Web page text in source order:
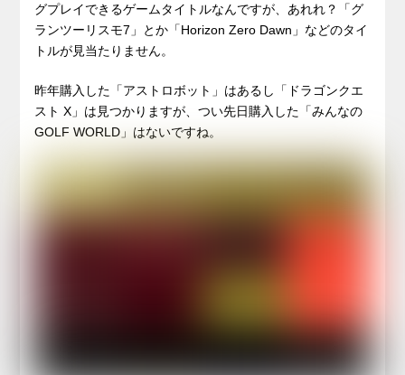
グプレイできるゲームタイトルなんですが、あれれ？「グ
ランツーリスモ7」とか「Horizon Zero Dawn」などのタイ
トルが見当たりません。
昨年購入した「アストロボット」はあるし「ドラゴンクエ
スト X」は見つかりますが、つい先日購入した「みんなの
GOLF WORLD」はないですね。